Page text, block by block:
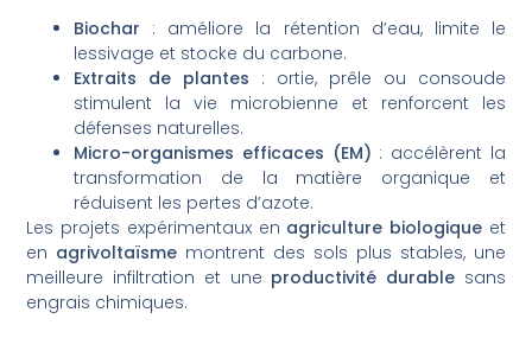
Biochar : améliore la rétention d’eau, limite le
lessivage et stocke du carbone.
Extraits de plantes : ortie, prêle ou consoude
stimulent la vie microbienne et renforcent les
défenses naturelles.
Micro-organismes efficaces (EM) : accélèrent la
transformation de la matière organique et
réduisent les pertes d’azote.
Les projets expérimentaux en agriculture biologiqueet
en agrivoltaïsme montrent des sols plus stables, une
meilleure infiltration et une productivité durablesans
engrais chimiques.